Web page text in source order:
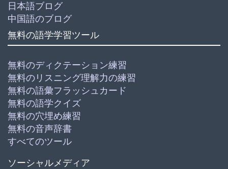
日本語ブログ
中国語のブログ
無料の語学学習ツール
無料のディクテーション練習
無料のリスニング理解力の練習
無料の語彙フラッシュカード
無料の語学クイズ
無料の穴埋め練習
無料の音声辞書
すべてのツール
ソーシャルメディア